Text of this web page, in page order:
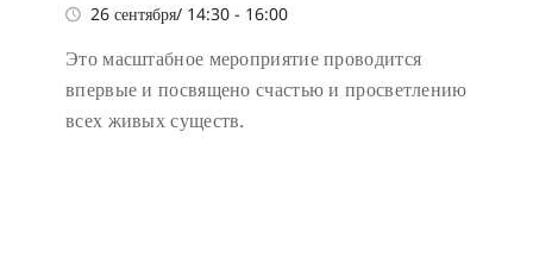
26 сентября/ 14:30 - 16:00
Это масштабное мероприятие проводится
впервые и посвящено счастью и просветлению
всех живых существ.